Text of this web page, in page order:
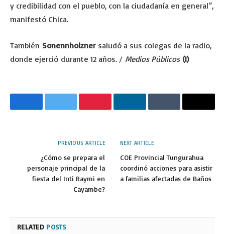
y credibilidad con el pueblo, con la ciudadanía en general”,
manifestó Chica.
También Sonennholzner saludó a sus colegas de la radio,
donde ejerció durante 12 años. / Medios Públicos (I)
FacebookTwitter PinterestLinkedInTumblr Email
PREVIOUS ARTICLE
¿Cómo se prepara el
personaje principal de la
fiesta del Inti Raymi en
Cayambe?
NEXT ARTICLE
COE Provincial Tungurahua
coordinó acciones para asistir
a familias afectadas de Baños
RELATED POSTS